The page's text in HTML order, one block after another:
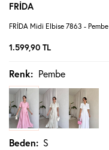
FRİDA
FRİDA Midi Elbise 7863 - Pembe
1.599,90 TL
Renk: Pembe
Beden: S